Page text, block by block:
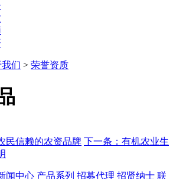
们 > 荣誉资质
民信赖的农资品牌 下一条：有机农业生
闻中心 产品系列 招募代理 招贤纳士 联